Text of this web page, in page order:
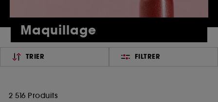
Maquillage
TRIER FILTRER
2 516 Produits